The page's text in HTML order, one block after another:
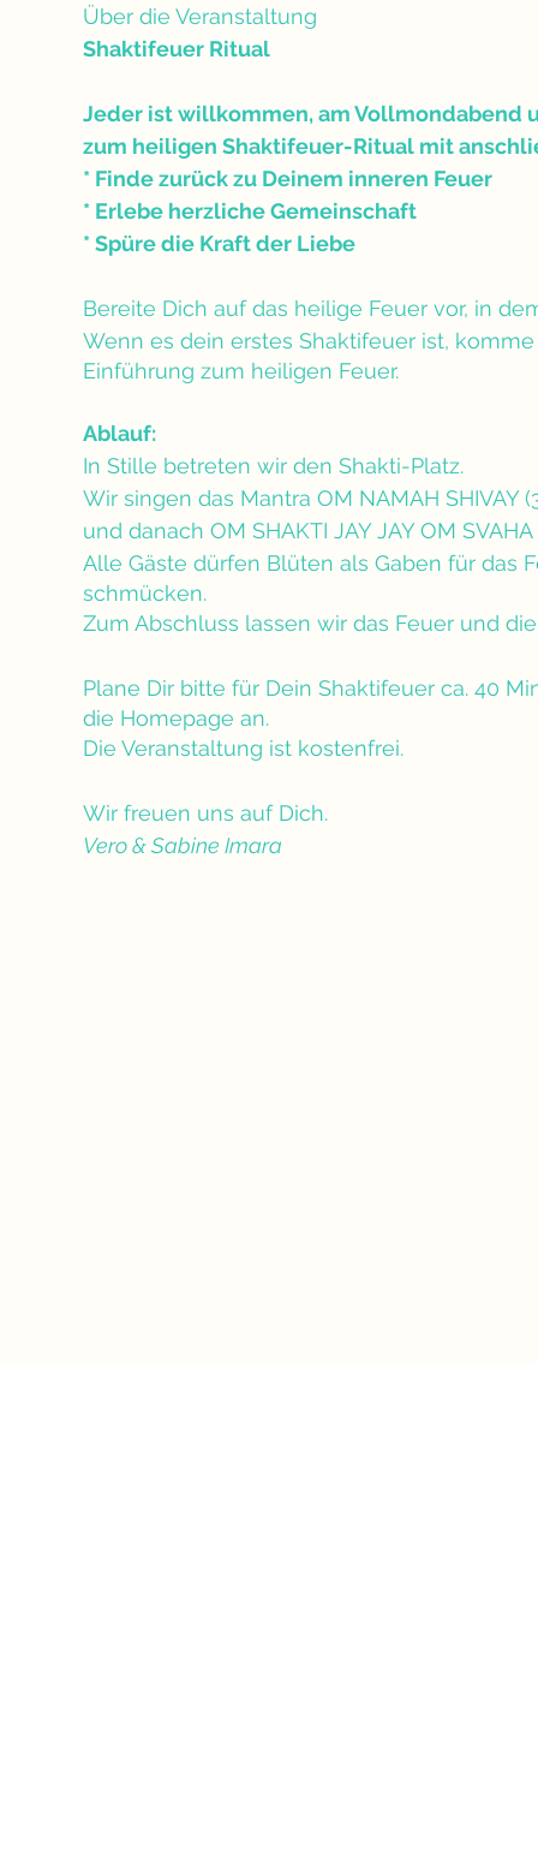
Über die Veranstaltung
Shaktifeuer Ritual
Jeder ist willkommen, am Vollmondabend
zum heiligen Shaktifeuer-Ritual mit
* Finde zurück zu Deinem inneren Feuer
* Erlebe herzliche Gemeinschaft
* Spüre die Kraft der Liebe
Bereite Dich auf das heilige Feuer vor, in
Wenn es dein erstes Shaktifeuer ist,
Einführung zum heiligen Feuer.
Ablauf:
In Stille betreten wir den Shakti-Platz.
Wir singen das Mantra OM NAMAH SHIVAY
und danach OM SHAKTI JAY JAY OM SVAHA
Alle Gäste dürfen Blüten als Gaben für das
schmücken.
Zum Abschluss lassen wir das Feuer und
Plane Dir bitte für Dein Shaktifeuer ca. 40
die Homepage an.
Die Veranstaltung ist kostenfrei.
Wir freuen uns auf Dich.
Vero & Sabine Imara